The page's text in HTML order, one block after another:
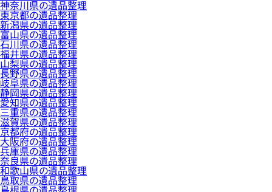
神奈川県の遺品整理
東京都の遺品整理
新潟県の遺品整理
富山県の遺品整理
石川県の遺品整理
福井県の遺品整理
山梨県の遺品整理
長野県の遺品整理
岐阜県の遺品整理
静岡県の遺品整理
愛知県の遺品整理
三重県の遺品整理
滋賀県の遺品整理
京都府の遺品整理
大阪府の遺品整理
兵庫県の遺品整理
奈良県の遺品整理
和歌山県の遺品整理
鳥取県の遺品整理